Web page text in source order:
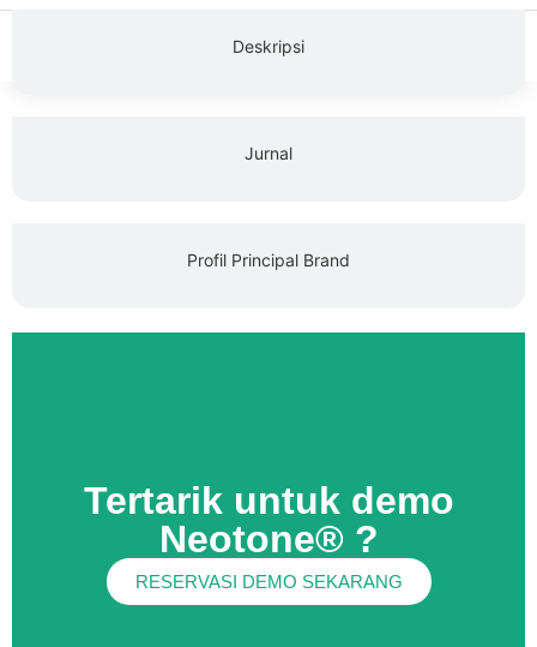
Deskripsi
Jurnal
Profil Principal Brand
Tertarik untuk demo
Neotone® ?
RESERVASI DEMO SEKARANG